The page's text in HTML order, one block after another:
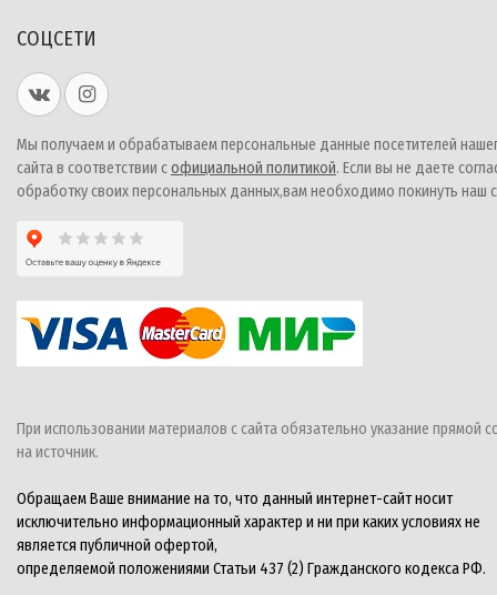
СОЦСЕТИ
Мы получаем и обрабатываем персональные данные посетителей
сайта в соответствии софициальной политикой. Если вы не даете
обработку своих персональных данных,вам необходимо покинуть наш
При использовании материалов с сайта обязательно указание прямой
на источник.
Обращаем Ваше внимание на то, что данный интернет-сайт носит
исключительно информационный характер и ни при каких условиях не
является публичной офертой,
определяемой положениями Статьи 437 (2) Гражданского кодекса РФ.